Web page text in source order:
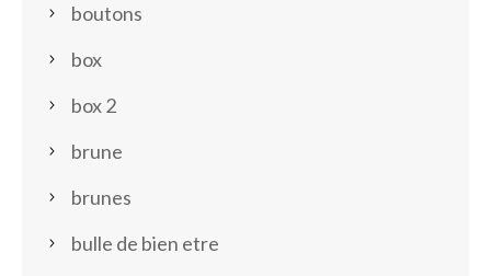
boutons
box
box 2
brune
brunes
bulle de bien etre